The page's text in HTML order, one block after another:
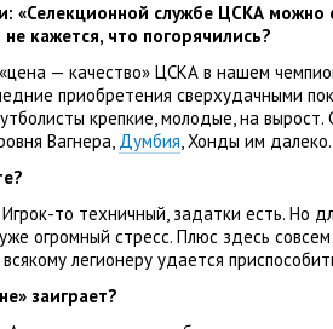
«Селекционной службе ЦСКА можно
кажется, что погорячились?
— качество» ЦСКА в нашем
приобретения сверхудачными
крепкие, молодые, на
Вагнера, Думбия, Хонды им далеко.
то техничный, задатки есть. Но
огромный стресс. Плюс здесь
легионеру удается
заиграет?